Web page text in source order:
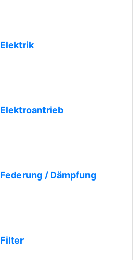
Elektrik
Elektroantrieb
Federung / Dämpfung
Filter